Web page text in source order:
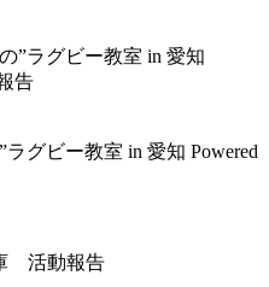
ラグビー教室 in 愛知 Powered